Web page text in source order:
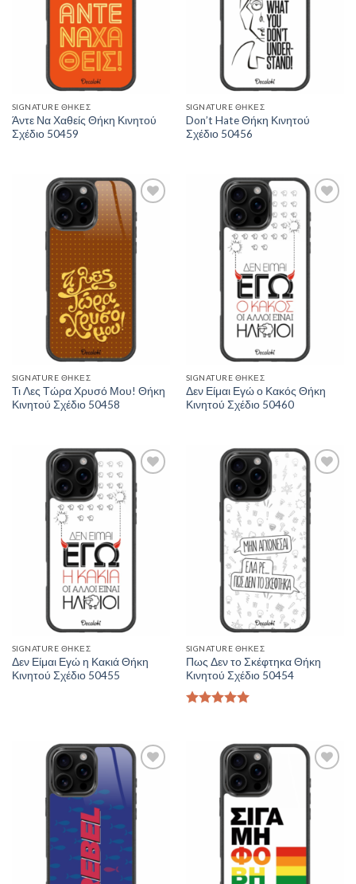
SIGNATURE ΘΉΚΕΣ
Άντε Να Χαθείς Θήκη Κινητού
Σχέδιο 50459
SIGNATURE ΘΉΚΕΣ
Don’t Hate Θήκη Κινητού
Σχέδιο 50456
Add to
Wishlist
SIGNATURE ΘΉΚΕΣ
Τι Λες Τώρα Χρυσό Μου! Θήκη
Κινητού Σχέδιο 50458
Add to
Wishlist
SIGNATURE ΘΉΚΕΣ
Δεν Είμαι Εγώ ο Κακός Θήκη
Κινητού Σχέδιο 50460
Add to
Wishlist
SIGNATURE ΘΉΚΕΣ
Δεν Είμαι Εγώ η Κακιά Θήκη
Κινητού Σχέδιο 50455
Add to
Wishlist
SIGNATURE ΘΉΚΕΣ
Πως Δεν το Σκέφτηκα Θήκη
Κινητού Σχέδιο 50454
Add to
Wishlist
Add to
Wishlist